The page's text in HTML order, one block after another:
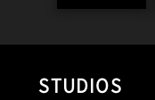
STUDIOS